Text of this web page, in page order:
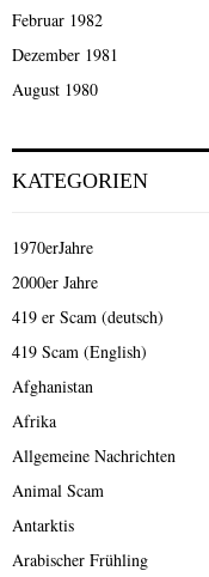
Februar 1982
Dezember 1981
August 1980
KATEGORIEN
1970erJahre
2000er Jahre
419 er Scam (deutsch)
419 Scam (English)
Afghanistan
Afrika
Allgemeine Nachrichten
Animal Scam
Antarktis
Arabischer Frühling